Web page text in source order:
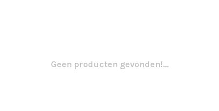
Geen producten gevonden!...